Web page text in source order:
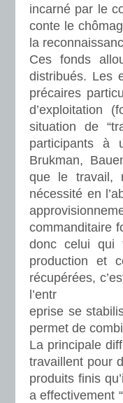
incarné par le
conte le
la
Ces fonds
distribués. Les
précaires
d’exploitation
situation de
participants à
Brukman,
que le travail,
nécessité en
commanditaire
donc celui qui
production et
récupérées,
l’entr
eprise se
permet de
La principale
travaillent pour
produits finis
a effectivement